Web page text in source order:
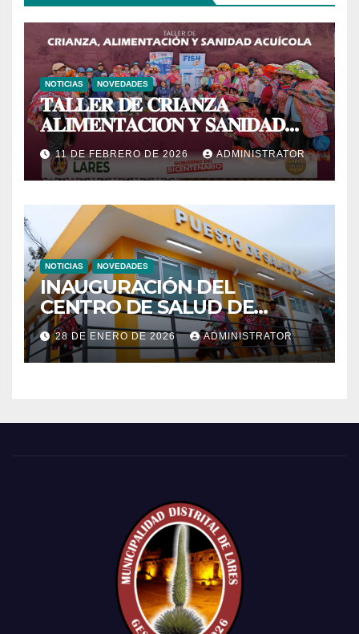
NOTICIAS NOVEDADES
𝐓𝐀𝐋𝐋𝐄𝐑 𝐃𝐄 𝐂𝐑𝐈𝐀𝐍𝐙𝐀
𝐀𝐋𝐈𝐌𝐄𝐍𝐓𝐀𝐂𝐈𝐎́𝐍 𝐘 𝐒𝐀𝐍𝐈𝐃𝐀𝐃
𝐀𝐂𝐔𝐈́𝐂𝐎𝐋𝐀
11 DE FEBRERO DE 2026 ADMINISTRATOR
NOTICIAS NOVEDADES
INAUGURACIÓN DEL
CENTRO DE SALUD DE
PRIMER NIVEL DEL CENTRO
POBLADO DE CCACHIN
28 DE ENERO DE 2026 ADMINISTRATOR